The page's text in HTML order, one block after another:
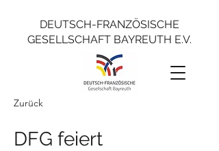
DEUTSCH-FRANZÖSISCHE
GESELLSCHAFT BAYREUTH E.V.
Zurück
DFG feiert